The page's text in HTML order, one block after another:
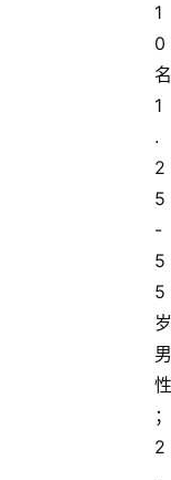
1
0
名
1
.
2
5
-
5
5
岁
男
性
；
2